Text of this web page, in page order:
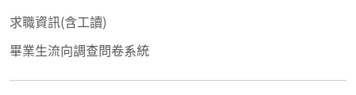
求職資訊(含工讀)
畢業生流向調查問卷系統